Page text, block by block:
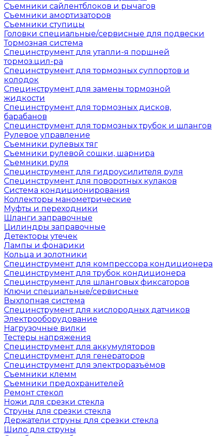
Съемники сайлентблоков и рычагов
Съемники амортизаторов
Съемники ступицы
Головки специальные/сервисные для подвески
Тормозная система
Специнструмент для утапли-я поршней
тормоз.цил-ра
Специнструмент для тормозных суппортов и
колодок
Специнструмент для замены тормозной
жидкости
Специнструмент для тормозных дисков,
барабанов
Специнструмент для тормозных трубок и шлангов
Рулевое управление
Съемники рулевых тяг
Съемники рулевой сошки, шарнира
Съемники руля
Специнструмент для гидроусилителя руля
Специнструмент для поворотных кулаков
Система кондиционирования
Коллекторы манометрические
Муфты и переходники
Шланги заправочные
Цилиндры заправочные
Детекторы утечек
Лампы и фонарики
Кольца и золотники
Специнструмент для компрессора кондиционера
Специнструмент для трубок кондиционера
Специнструмент для шланговых фиксаторов
Ключи специальные/сервисные
Выхлопная система
Специнструмент для кислородных датчиков
Электрооборудование
Нагрузочные вилки
Тестеры напряжения
Специнструмент для аккумуляторов
Специнструмент для генераторов
Специнструмент для электроразъёмов
Съемники клемм
Съемники предохранителей
Ремонт стекол
Ножи для срезки стекла
Струны для срезки стекла
Держатели струны для срезки стекла
Шило для струны